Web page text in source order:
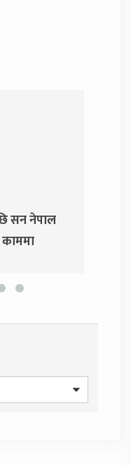
धवल शम्शेर र दुर्गा
निर्वाचन आयोग जाने